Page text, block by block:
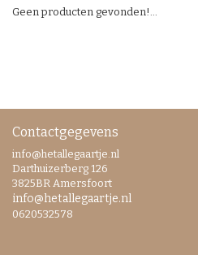
Geen producten gevonden!...
Contactgegevens
info@hetallegaartje.nl
Darthuizerberg 126
3825BR Amersfoort
info@hetallegaartje.nl
0620532578